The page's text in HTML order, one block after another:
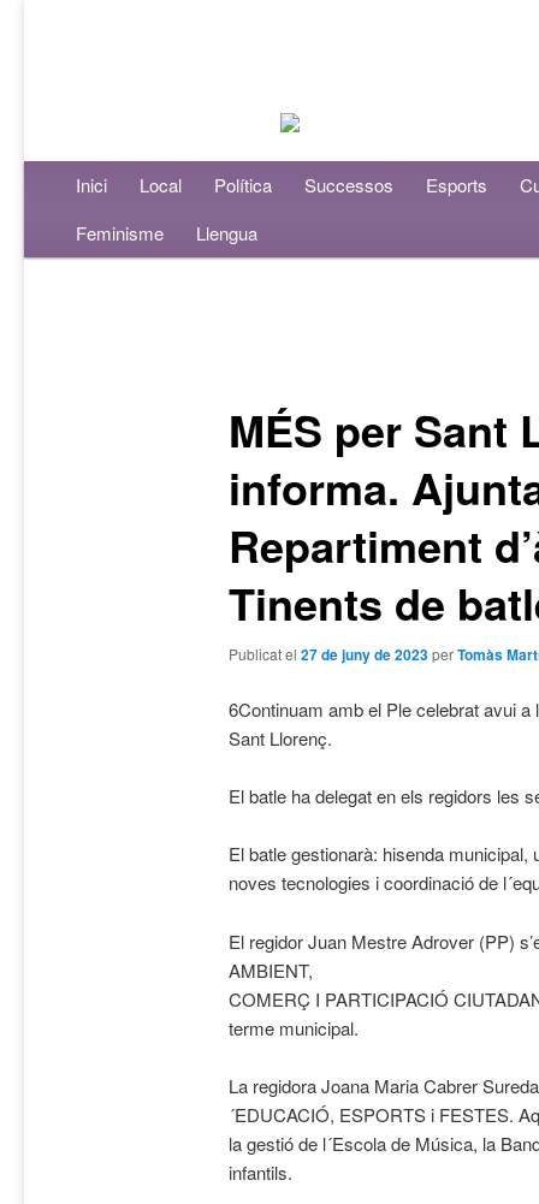
Menú principalAneu al contingut principal
Aneu al contingut secundari
Inici Local Política Successos Esports
Feminisme
Llengua
MÉS per Sant
informa.
Repartiment
Tinents de
Publicat el 27 de juny de 2023perTomàs
6Continuam amb el Ple celebrat avui a
Sant Llorenç.
El batle ha delegat en els regidors les
El batle gestionarà: hisenda
noves tecnologies i coordinació de
El regidor Juan Mestre Adrover (PP)
AMBIENT,
COMERÇ I PARTICIPACIÓ
terme municipal.
La regidora Joana Maria Cabrer
´EDUCACIÓ, ESPORTS i FESTES.
la gestió de l´Escola de Música, la
infantils.